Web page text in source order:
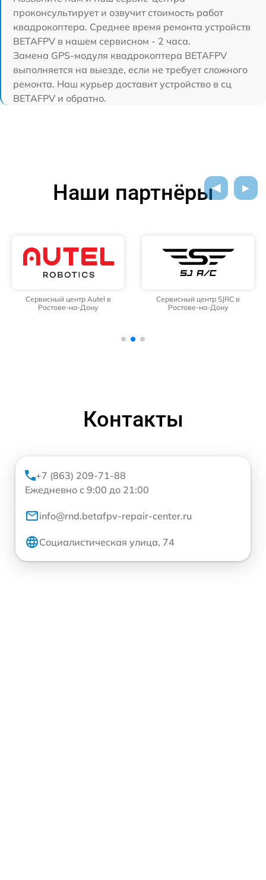
проконсультирует и озвучит стоимость работ
квадрокоптера. Среднее время ремонта устройств
BETAFPV в нашем сервисном - 2 часа.
Замена GPS-модуля квадрокоптера BETAFPV
выполняется на выезде, если не требует сложного
ремонта. Наш курьер доставит устройство в сц
BETAFPV и обратно.
Наши партнёры
Сервисный центр Autel в
Ростове-на-Дону
Сервисный центр SJRC в
Ростове-на-Дону
Контакты
+7 (863) 209-71-88
Ежедневно с 9:00 до 21:00
info@rnd.betafpv-repair-center.ru
Социалистическая улица, 74